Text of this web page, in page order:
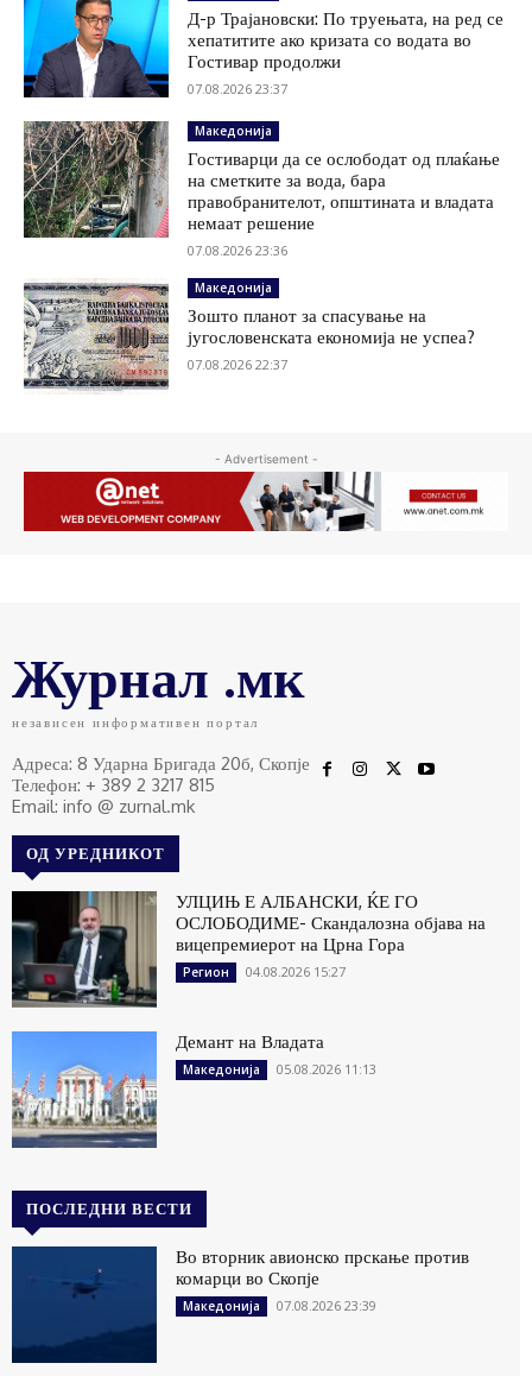
Д-р Трајановски: По труењата, на ред се
хепатитите ако кризата со водата во
Гостивар продолжи
07.08.2026 23:37
Македонија
Гостиварци да се ослободат од плаќање
на сметките за вода, бара
правобранителот, општината и владата
немаат решение
07.08.2026 23:36
Македонија
Зошто планот за спасување на
југословенската економија не успеа?
07.08.2026 22:37
- Advertisement -
Журнал .мк
независен информативен портал
Адреса: 8 Ударна Бригада 20б, Скопје
Телефон: + 389 2 3217 815
Email: info @ zurnal.mk
ОД УРЕДНИКОТ
УЛЦИЊ Е АЛБАНСКИ, ЌЕ ГО
ОСЛОБОДИМЕ- Скандалозна објава на
вицепремиерот на Црна Гора
Регион 04.08.2026 15:27
Демант на Владата
Македонија 05.08.2026 11:13
ПОСЛЕДНИ ВЕСТИ
Во вторник авионско прскање против
комарци во Скопје
Македонија 07.08.2026 23:39